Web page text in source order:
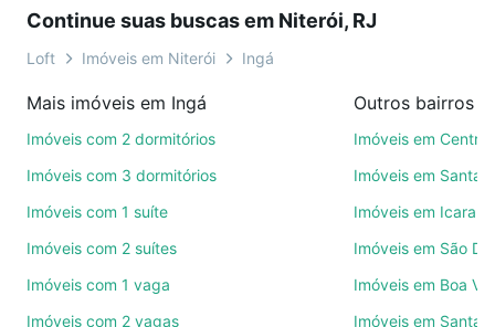
videochamada, é grátis, sem compromisso e você
ainda conta com mais de 46 mil corretores e
de imóveis.
ruas, bairros e até condomínios favoritos. Você
também pode usar os filtros como quantidade de
quartos, suítes, com ou sem vaga de garagem para
Continue suas buscas em Niterói, RJ
Loft Imóveis em Niterói Ingá
Mais imóveis em Ingá
Imóveis com 2 dormitórios
Imóveis com 3 dormitórios
Imóveis com 1 suíte
Imóveis com 2 suítes
Imóveis com 1 vaga
Imóveis com 2 vagas
Outros bairros
Imóveis em Centro
Imóveis em
Imóveis em Icaraí
Imóveis em São
Imóveis em Boa
Imóveis em Santa